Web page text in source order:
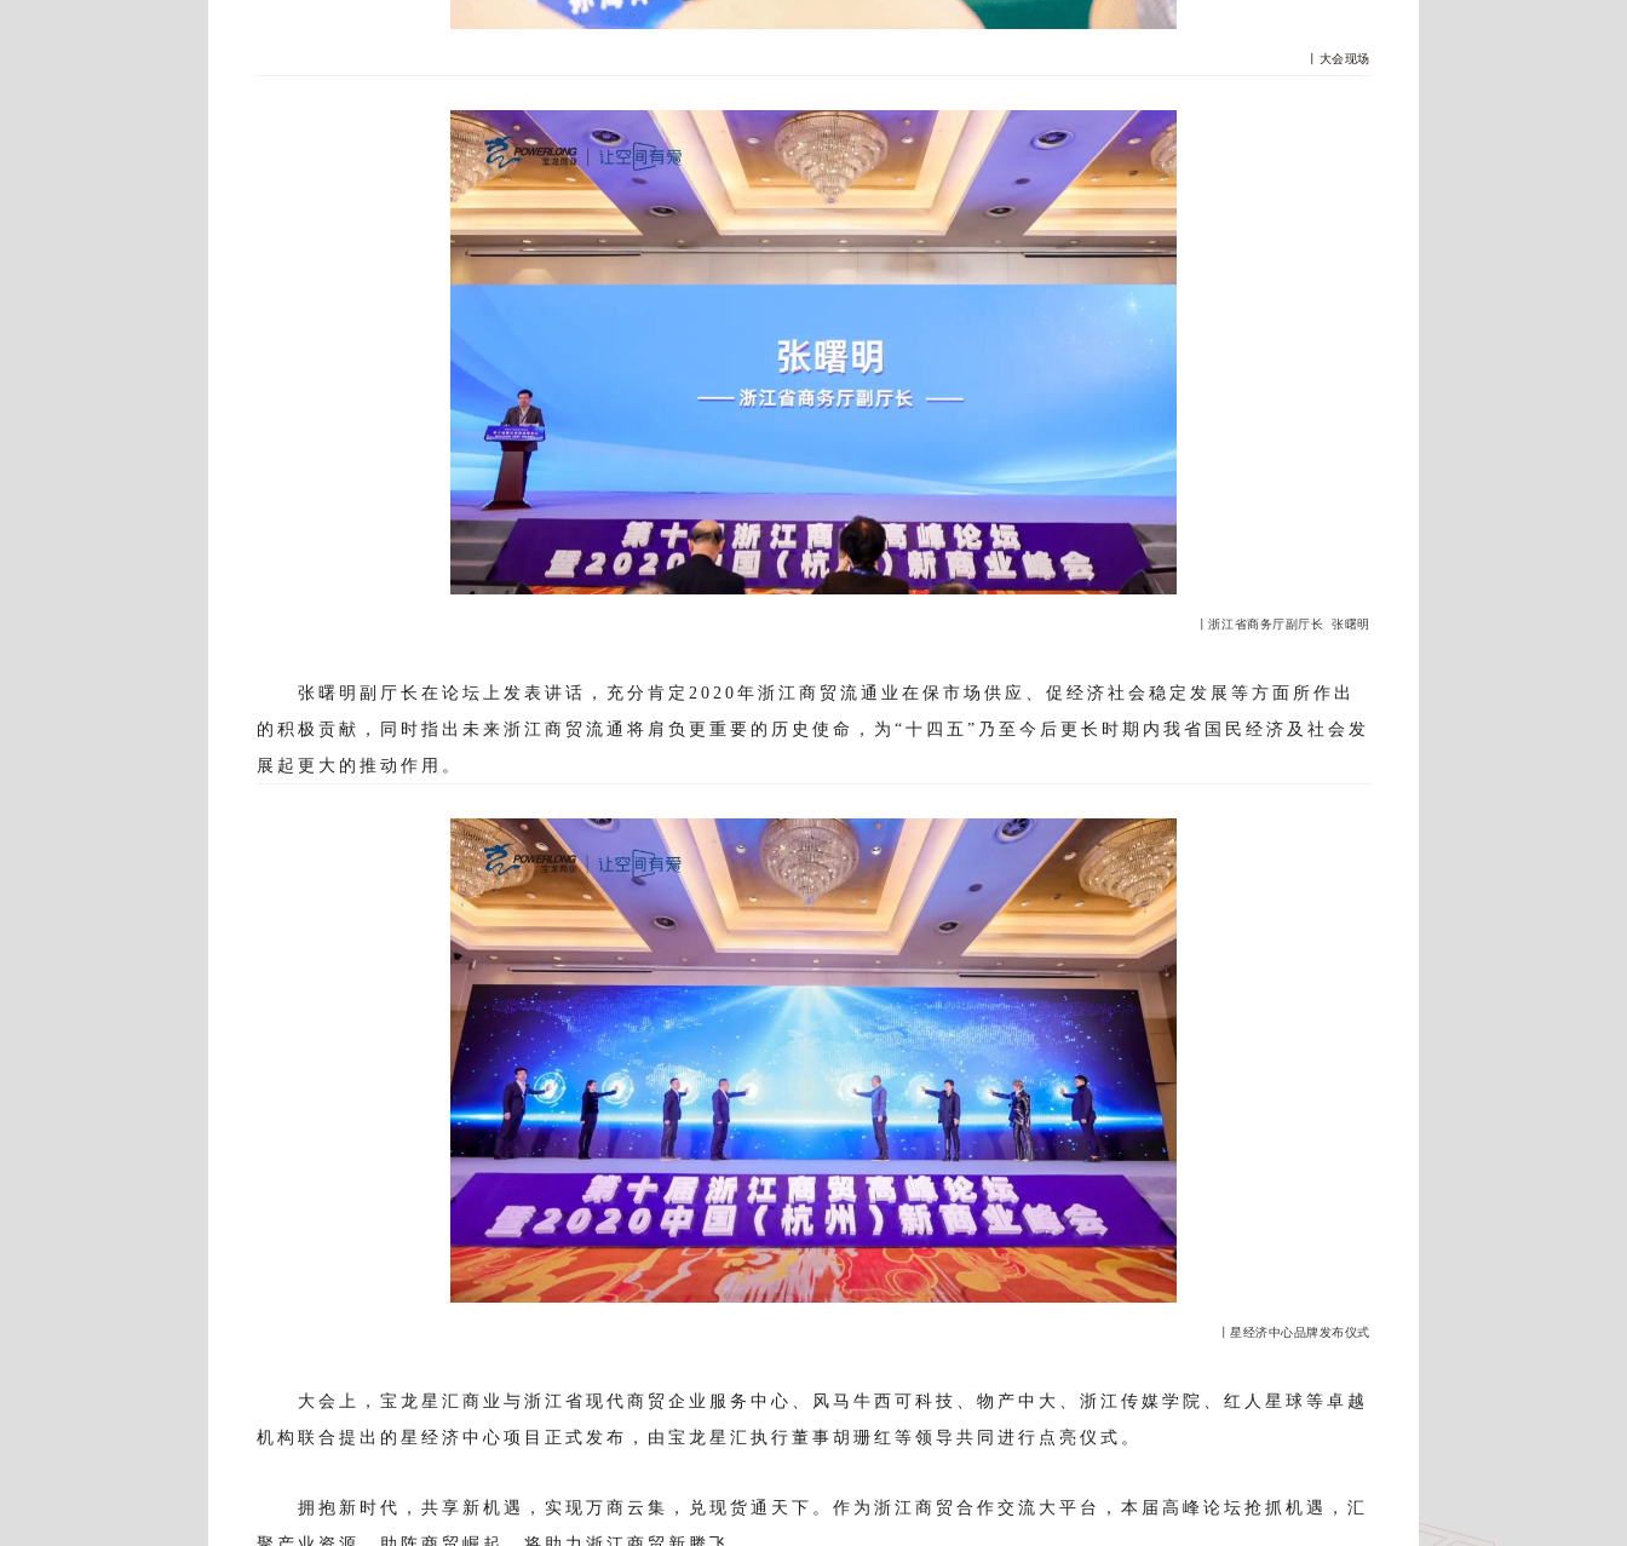
丨大会现场
丨浙江省商务厅副厅长 张曙明
张曙明副厅长在论坛上发表讲话，充分肯定2020年浙江商贸流通业在保市场供应、促经济社会稳定发展等方面所作出
的积极贡献，同时指出未来浙江商贸流通将肩负更重要的历史使命，为“十四五”乃至今后更长时期内我省国民经济及社会发
展起更大的推动作用。
丨星经济中心品牌发布仪式
大会上，宝龙星汇商业与浙江省现代商贸企业服务中心、风马牛西可科技、物产中大、浙江传媒学院、红人星球等卓越
机构联合提出的星经济中心项目正式发布，由宝龙星汇执行董事胡珊红等领导共同进行点亮仪式。
拥抱新时代，共享新机遇，实现万商云集，兑现货通天下。作为浙江商贸合作交流大平台，本届高峰论坛抢抓机遇，汇